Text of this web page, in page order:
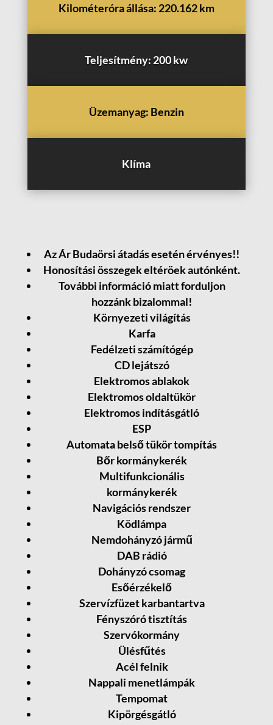
Kilométeróra állása: 220.162 km
Teljesítmény: 200 kw
Üzemanyag: Benzin
Klíma
Az Ár Budaörsi átadás esetén érvényes!!
Honosítási összegek eltéröek autónként.
További információ miatt forduljon
hozzánk bizalommal!
Környezeti világítás
Karfa
Fedélzeti számítógép
CD lejátszó
Elektromos ablakok
Elektromos oldaltükör
Elektromos indításgátló
ESP
Automata belső tükör tompítás
Bőr kormánykerék
Multifunkcionális
kormánykerék
Navigációs rendszer
Ködlámpa
Nemdohányzó jármű
DAB rádió
Dohányzó csomag
Esőérzékelő
Szervízfüzet karbantartva
Fényszóró tisztítás
Szervókormány
Ülésfűtés
Acél felnik
Nappali menetlámpák
Tempomat
Kipörgésgátló